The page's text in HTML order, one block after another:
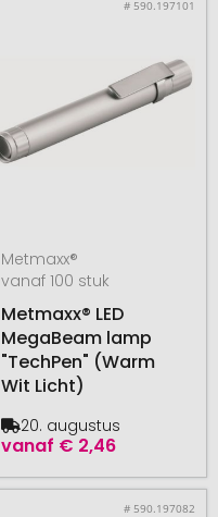
# 590.197101
Metmaxx®
vanaf 100 stuk
Metmaxx® LED
MegaBeam lamp
"TechPen" (Warm
Wit Licht)
vanaf € 2,46
20. augustus
# 590.197082